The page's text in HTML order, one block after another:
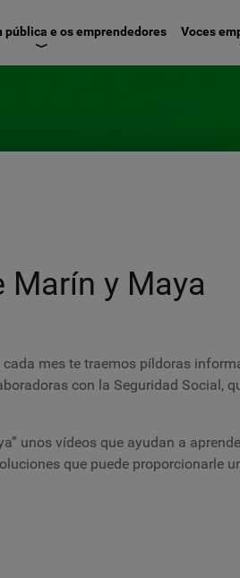
e os emprendedores Voces
Marín y Maya
cada mes te traemos píldoras
con la Seguridad Social,
unos vídeos que ayudan a
que puede proporcionarle